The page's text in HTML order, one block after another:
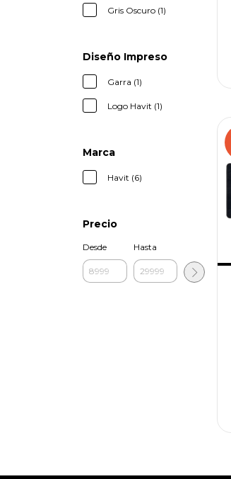
Gris Oscuro (1)
Diseño Impreso
Garra (1)
Logo Havit (1)
Marca
Havit (6)
Precio
Desde Hasta